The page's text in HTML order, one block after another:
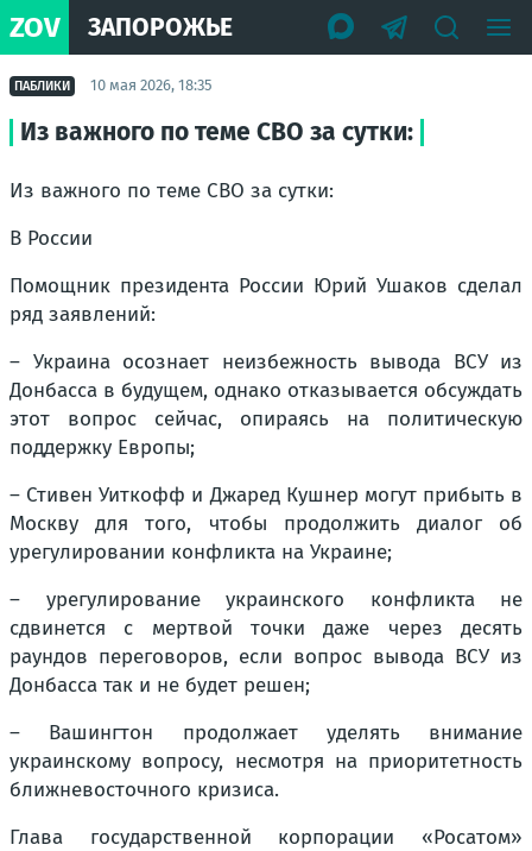
ZOV ЗАПОРОЖЬЕ
ПАБЛИКИ 10 мая 2026, 18:35
Из важного по теме СВО за сутки:
Из важного по теме СВО за сутки:
В России
Помощник президента России Юрий Ушаков сделал
ряд заявлений:
– Украина осознает неизбежность вывода ВСУ из
Донбасса в будущем, однако отказывается обсуждать
этот вопрос сейчас, опираясь на политическую
поддержку Европы;
– Стивен Уиткофф и Джаред Кушнер могут прибыть в
Москву для того, чтобы продолжить диалог об
урегулировании конфликта на Украине;
– урегулирование украинского конфликта не
сдвинется с мертвой точки даже через десять
раундов переговоров, если вопрос вывода ВСУ из
Донбасса так и не будет решен;
– Вашингтон продолжает уделять внимание
украинскому вопросу, несмотря на приоритетность
ближневосточного кризиса.
Глава государственной корпорации «Росатом»